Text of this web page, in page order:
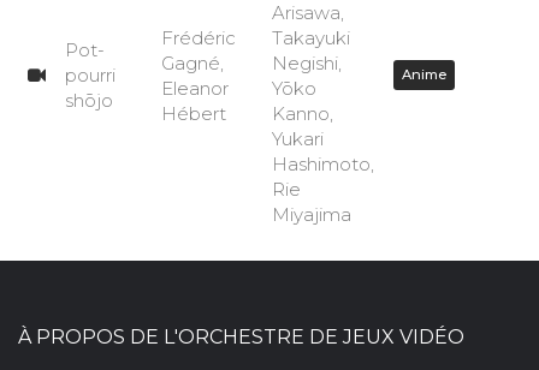
Pot-
pourri
shōjo
Frédéric
Gagné,
Eleanor
Hébert
Arisawa,
Takayuki
Negishi,
Yōko
Kanno,
Yukari
Hashimoto,
Rie
Miyajima
Anime
À PROPOS DE L'ORCHESTRE DE JEUX VIDÉO